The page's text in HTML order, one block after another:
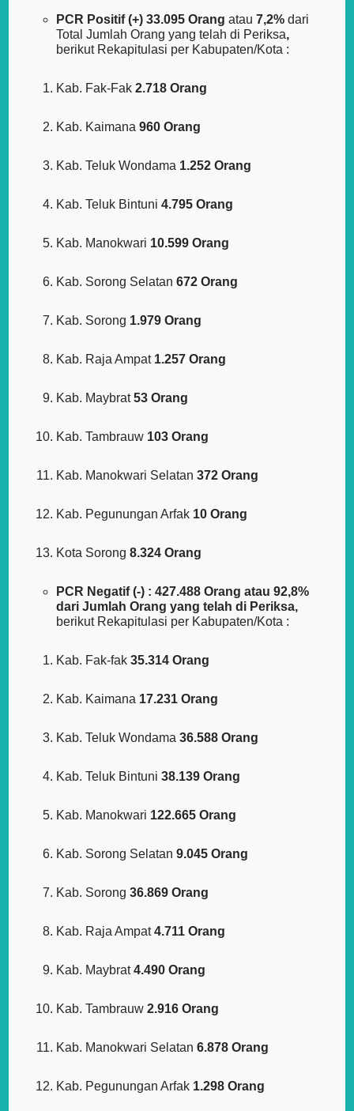
PCR Positif (+) 33.095 Orangatau 7,2%dari
Total Jumlah Orang yang telah di Periksa,
berikut Rekapitulasi per Kabupaten/Kota :
Kab. Fak-Fak2.718 Orang
Kab. Kaimana960 Orang
Kab. Teluk Wondama 1.252 Orang
Kab. Teluk Bintuni4.795 Orang
Kab. Manokwari 10.599 Orang
Kab. Sorong Selatan672 Orang
Kab. Sorong 1.979 Orang
Kab. Raja Ampat 1.257 Orang
Kab. Maybrat53 Orang
Kab. Tambrauw 103 Orang
Kab. Manokwari Selatan372 Orang
Kab. Pegunungan Arfak 10 Orang
Kota Sorong8.324 Orang
PCR Negatif (-) : 427.488 Orang atau 92,8%
dari Jumlah Orang yang telah di Periksa,
berikut Rekapitulasi per Kabupaten/Kota :
Kab. Fak-fak35.314 Orang
Kab. Kaimana 17.231 Orang
Kab. Teluk Wondama36.588 Orang
Kab. Teluk Bintuni38.139 Orang
Kab. Manokwari 122.665 Orang
Kab. Sorong Selatan9.045 Orang
Kab. Sorong36.869 Orang
Kab. Raja Ampat4.711 Orang
Kab. Maybrat4.490 Orang
Kab. Tambrauw2.916 Orang
Kab. Manokwari Selatan6.878 Orang
Kab. Pegunungan Arfak 1.298 Orang